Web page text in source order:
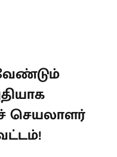
வேண்டும்
செயலாளர்